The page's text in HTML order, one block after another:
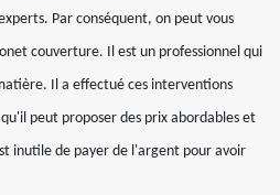
Par conséquent, on peut vous
couverture. Il est un professionnel qui
Il a effectué ces interventions
peut proposer des prix abordables et
inutile de payer de l'argent pour avoir